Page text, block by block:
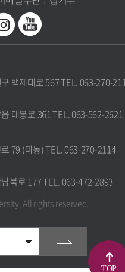
백제대로 567 TEL. 063-270-
태봉로 361 TEL. 063-562-2621
79 (마동) TEL. 063-270-2114
북로 177 TEL. 063-472-2893
All rights reserved.
TOP